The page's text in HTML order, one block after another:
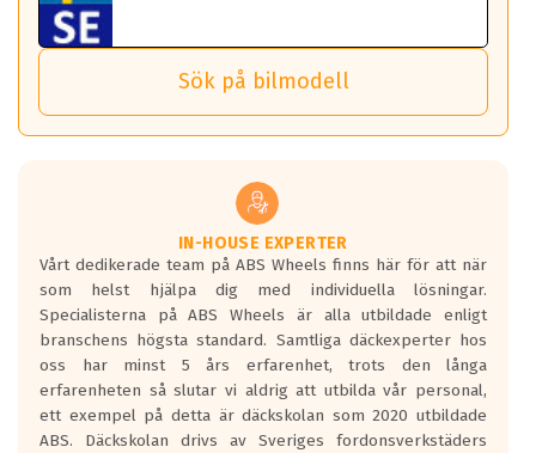
ET: 48
1217 kr
ABS NETTO KIRA SILVER
ET: 40
ABS NETTO KIRA Silver
ET: 40
1407 kr
nästa bil.
Det sparar dig tid och pengar.
*PCD står för pitch circle diameter / Bultmönster.
ABS Wheels fälgar.
Viktigt att Bult respektive mutter är av storlek (17mm hylsa
Genom att du anger ditt registreringsnummer kan vi matcha
och garantera att tillbehören passar till 100%
vid åtdragning av hjulbultarna.
Sensorn sitter inne i hjulet och skickar signaler om lufttryck
och temperatur till din instrumentpanel.
TPMS gör det enkelt att ha koll på att dina däck håller rätt
tryck. Skulle du tappa tryck i något däck varnar TPMS dig
om detta.
helt kort att du som förare alltid ska ha koll på lufttrycket i
Samtliga ABS Wheels fälgar är kompatibla med TPMS
sensorer.
Sök på bilmodell
IN-HOUSE EXPERTER
Vårt dedikerade team på ABS Wheels finns här för att när
som helst hjälpa dig med individuella lösningar.
Specialisterna på ABS Wheels är alla utbildade enligt
branschens högsta standard. Samtliga däckexperter hos
oss har minst 5 års erfarenhet, trots den långa
erfarenheten så slutar vi aldrig att utbilda vår personal,
ett exempel på detta är däckskolan som 2020 utbildade
ABS. Däckskolan drivs av Sveriges fordonsverkstäders